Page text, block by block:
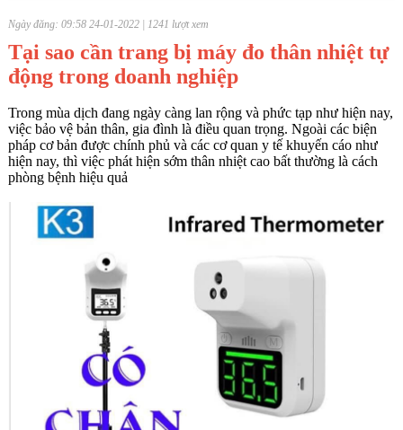
Ngày đăng: 09:58 24-01-2022 | 1241 lượt xem
Tại sao cần trang bị máy đo thân nhiệt tự
động trong doanh nghiệp
Trong mùa dịch đang ngày càng lan rộng và phức tạp như hiện nay,
việc bảo vệ bản thân, gia đình là điều quan trọng. Ngoài các biện
pháp cơ bản được chính phủ và các cơ quan y tế khuyến cáo như
hiện nay, thì việc phát hiện sớm thân nhiệt cao bất thường là cách
phòng bệnh hiệu quả